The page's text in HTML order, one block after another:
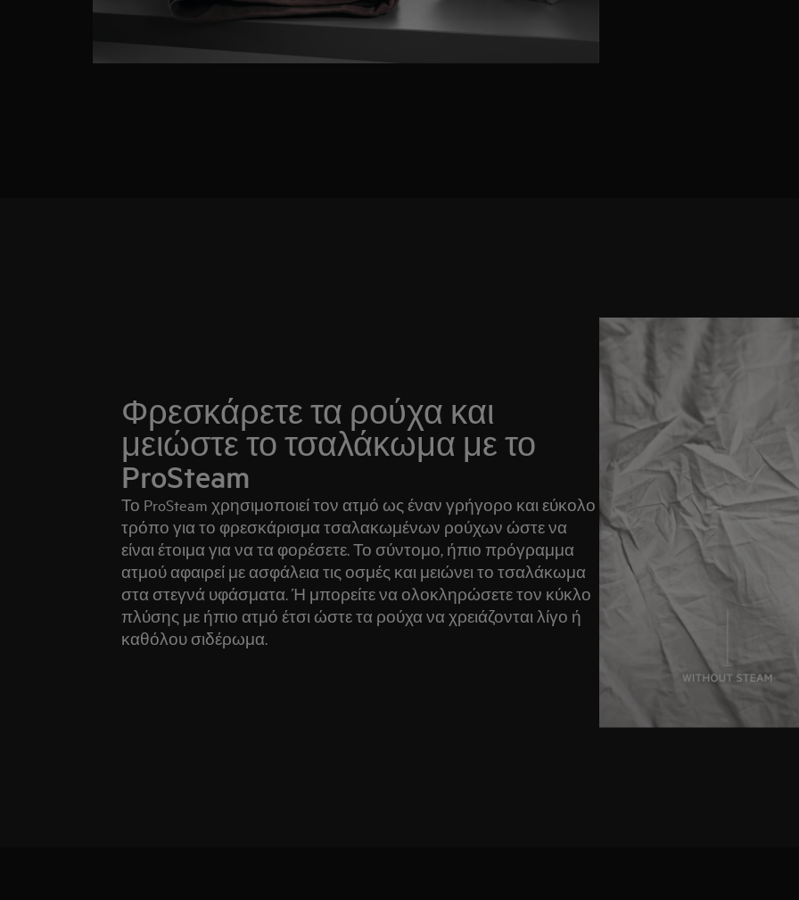
Φρεσκάρετε τα ρούχα και
μειώστε το τσαλάκωμα με το
ProSteam
Το ProSteam χρησιμοποιεί τον ατμό ως έναν γρήγορο και εύκολο
τρόπο για το φρεσκάρισμα τσαλακωμένων ρούχων ώστε να
είναι έτοιμα για να τα φορέσετε. Το σύντομο, ήπιο πρόγραμμα
ατμού αφαιρεί με ασφάλεια τις οσμές και μειώνει το τσαλάκωμα
στα στεγνά υφάσματα. Ή μπορείτε να ολοκληρώσετε τον κύκλο
πλύσης με ήπιο ατμό έτσι ώστε τα ρούχα να χρειάζονται λίγο ή
καθόλου σιδέρωμα.